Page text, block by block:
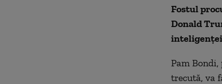
Fostul
Donald
Pam
trecută, va